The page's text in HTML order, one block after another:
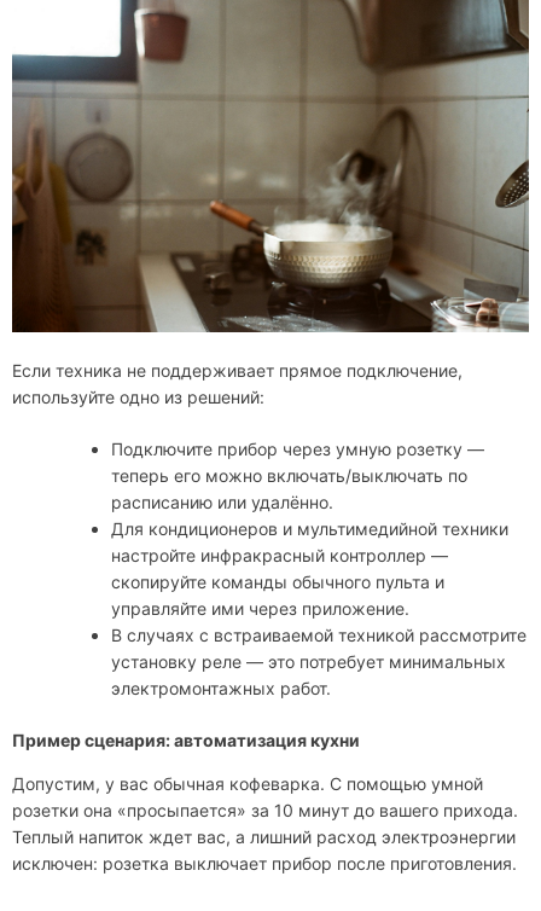
Если техника не поддерживает прямое подключение,
используйте одно из решений:
Подключите прибор через умную розетку —
теперь его можно включать/выключать по
расписанию или удалённо.
Для кондиционеров и мультимедийной техники
настройте инфракрасный контроллер —
скопируйте команды обычного пульта и
управляйте ими через приложение.
В случаях с встраиваемой техникой рассмотрите
установку реле — это потребует минимальных
электромонтажных работ.
Пример сценария: автоматизация кухни
Допустим, у вас обычная кофеварка. С помощью умной
розетки она «просыпается» за 10 минут до вашего прихода.
Теплый напиток ждет вас, а лишний расход электроэнергии
исключен: розетка выключает прибор после приготовления.